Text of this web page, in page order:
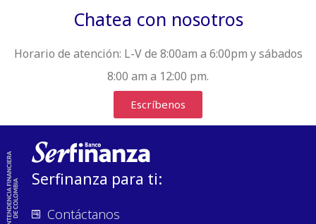
Chatea con nosotros
Horario de atención: L-V de 8:00am a 6:00pm y sábados
8:00 am a 12:00 pm.
Escríbenos
Serfinanza para ti:
Contáctanos